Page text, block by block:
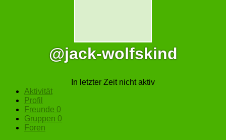
@jack-wolfskind
In letzter Zeit nicht aktiv
Aktivität
Profil
Freunde 0
Gruppen 0
Foren